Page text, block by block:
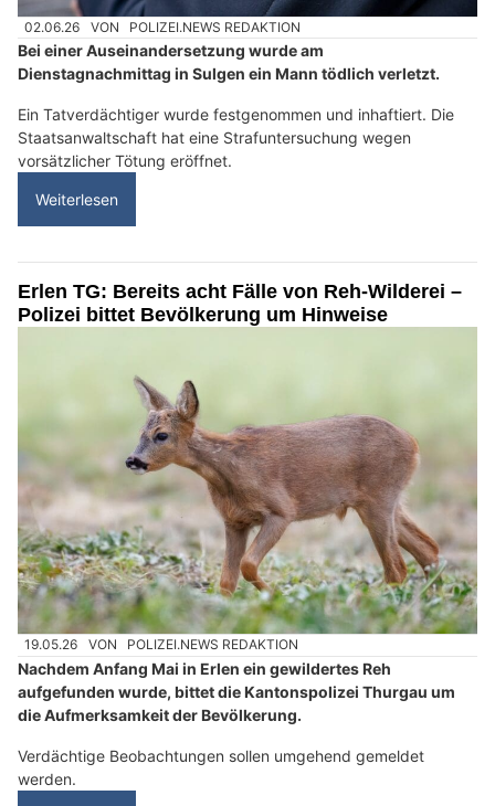
02.06.26 VON POLIZEI.NEWS REDAKTION
Bei einer Auseinandersetzung wurde am
Dienstagnachmittag in Sulgen ein Mann tödlich verletzt.
Ein Tatverdächtiger wurde festgenommen und inhaftiert. Die
Staatsanwaltschaft hat eine Strafuntersuchung wegen
vorsätzlicher Tötung eröffnet.
Weiterlesen
Erlen TG: Bereits acht Fälle von Reh-Wilderei –
Polizei bittet Bevölkerung um Hinweise
19.05.26 VON POLIZEI.NEWS REDAKTION
Nachdem Anfang Mai in Erlen ein gewildertes Reh
aufgefunden wurde, bittet die Kantonspolizei Thurgau um
die Aufmerksamkeit der Bevölkerung.
Verdächtige Beobachtungen sollen umgehend gemeldet
werden.